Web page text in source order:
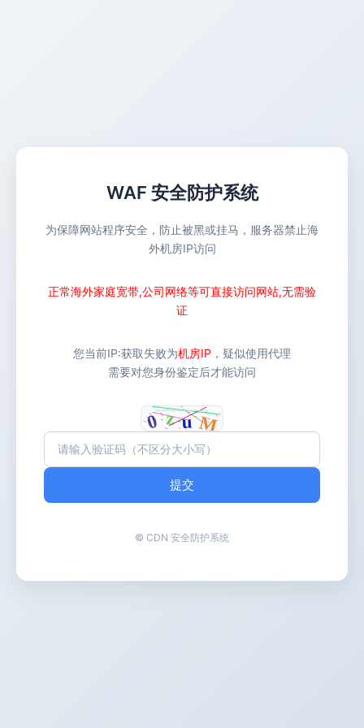
WAF 安全防护系统
为保障网站程序安全，防止被黑或挂马，服务器禁止海
外机房IP访问
正常海外家庭宽带,公司网络等可直接访问网站,无需验
证
您当前IP:获取失败为机房IP ，疑似使用代理
需要对您身份鉴定后才能访问
提交
© CDN 安全防护系统